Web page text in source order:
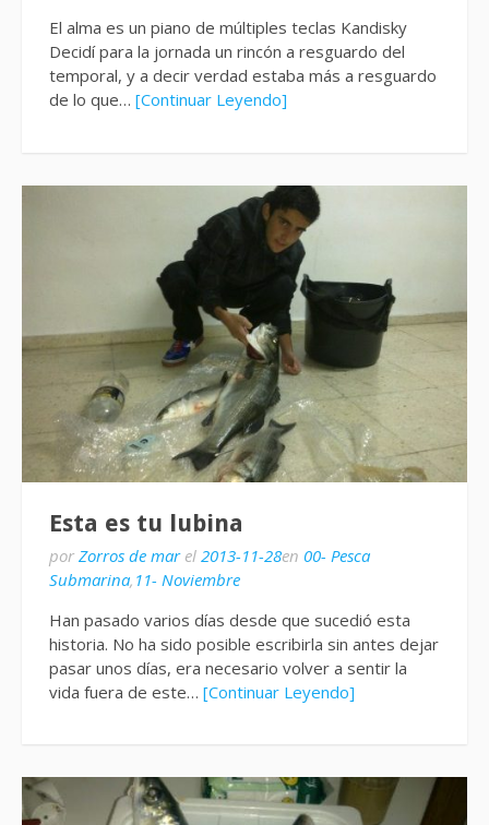
El alma es un piano de múltiples teclas Kandisky
Decidí para la jornada un rincón a resguardo del
temporal, y a decir verdad estaba más a resguardo
de lo que… [Continuar Leyendo]
Esta es tu lubina
por Zorros de marel 2013-11-28en 00- Pesca
Submarina, 11- Noviembre
Han pasado varios días desde que sucedió esta
historia. No ha sido posible escribirla sin antes dejar
pasar unos días, era necesario volver a sentir la
vida fuera de este… [Continuar Leyendo]